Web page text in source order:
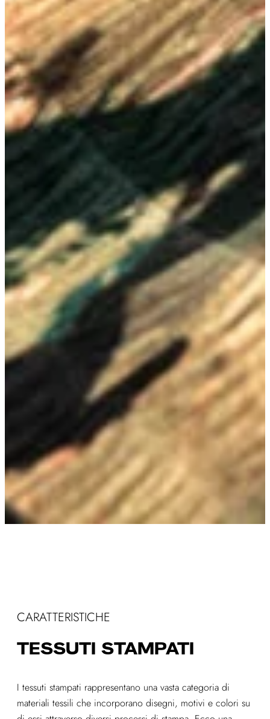
CARATTERISTICHE
TESSUTI STAMPATI
I tessuti stampati rappresentano una vasta categoria di
materiali tessili che incorporano disegni, motivi e colori su